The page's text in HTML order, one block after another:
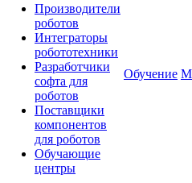
Производители
роботов
Интеграторы
робототехники
Разработчики
софта для
роботов
Поставщики
компонентов
для роботов
Обучающие
центры
Обучение